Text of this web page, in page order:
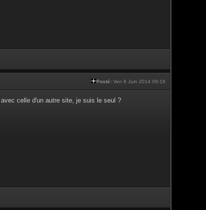
Posté: Ven 6 Juin 2014 09:18
celle d'un autre site, je suis le seul ?